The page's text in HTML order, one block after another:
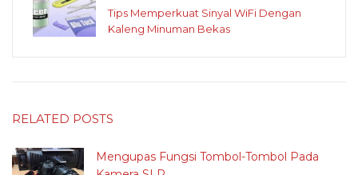
Tips Memperkuat Sinyal WiFi Dengan
Kaleng Minuman Bekas
RELATED POSTS
Mengupas Fungsi Tombol-Tombol Pada